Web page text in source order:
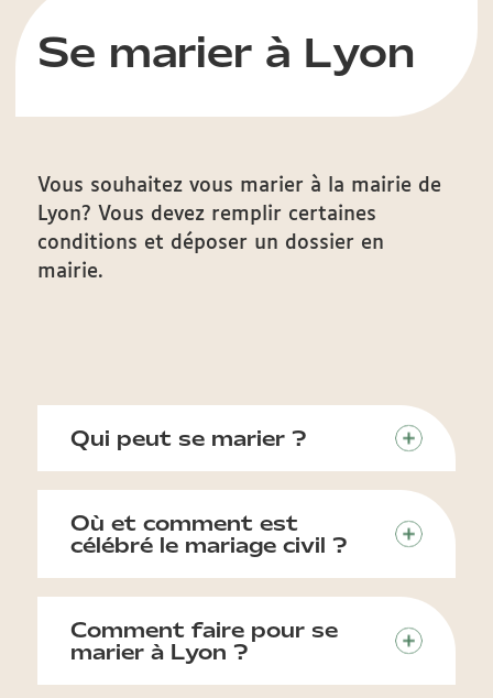
Se marier à Lyon
Vous souhaitez vous marier à la mairie de
Lyon? Vous devez remplir certaines
conditions et déposer un dossier en
mairie.
Qui peut se marier ?
Où et comment est
célébré le mariage civil ?
Comment faire pour se
marier à Lyon ?